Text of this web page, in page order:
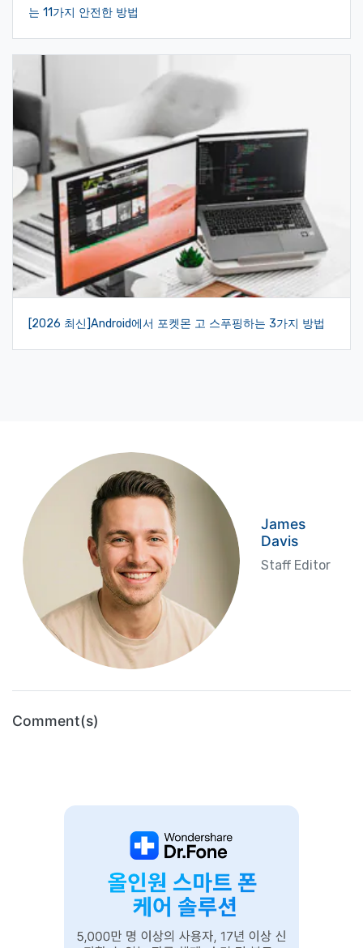
는 11가지 안전한 방법
[2026 최신]Android에서 포켓몬 고 스푸핑하는 3가지 방법
James
Davis
Staff Editor
Comment(s)